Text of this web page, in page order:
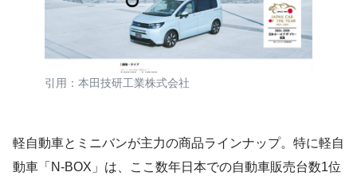
引用：本田技研工業株式会社
軽自動車とミニバンが主力の商品ラインナップ。特に軽自
動車「N-BOX」は、ここ数年日本での自動車販売台数1位